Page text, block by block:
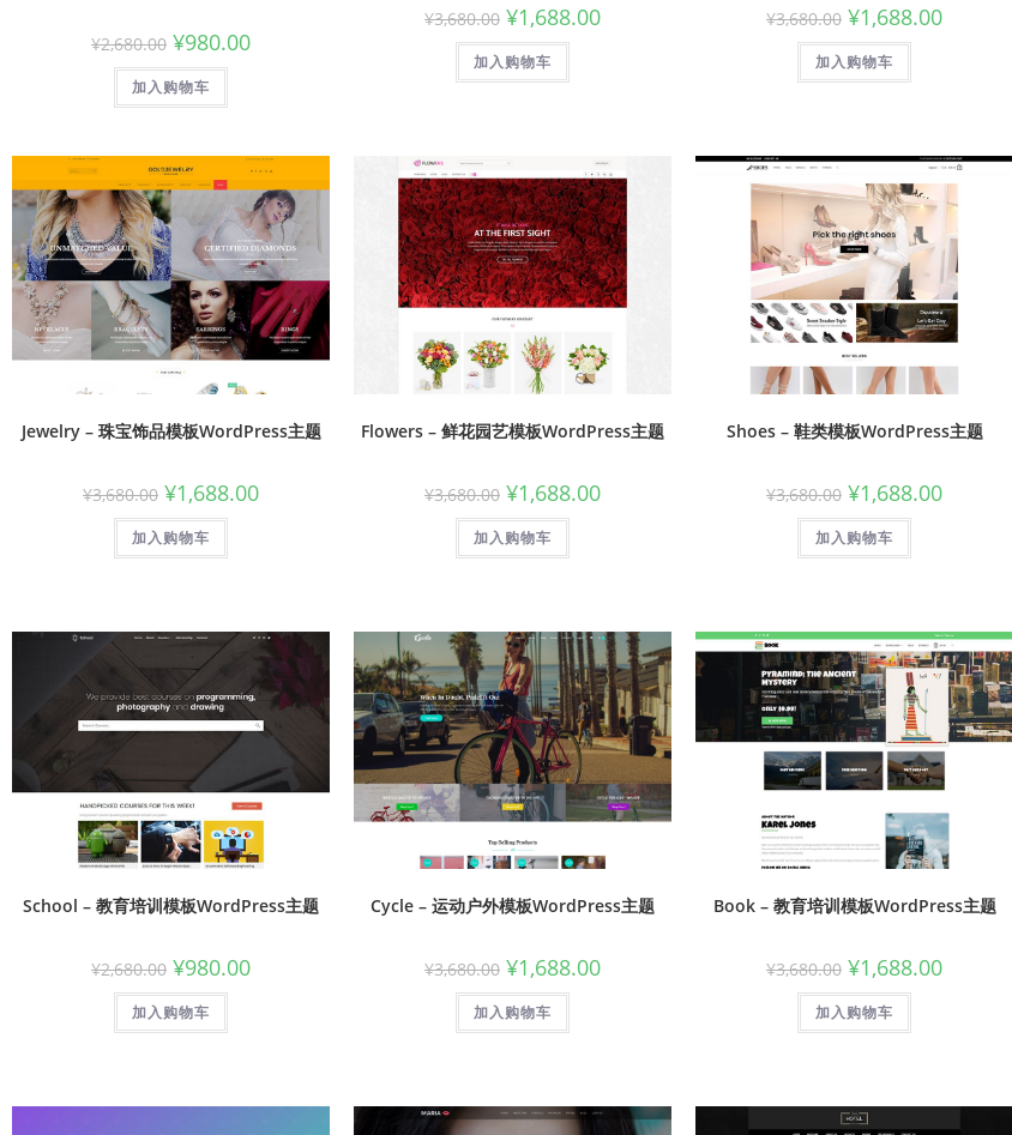
¥2,680.00 ¥980.00
加入购物车
¥3,680.00 ¥1,688.00
加入购物车
¥3,680.00 ¥1,688.00
加入购物车
Jewelry – 珠宝饰品模板WordPress主题
¥3,680.00 ¥1,688.00
加入购物车
Flowers – 鲜花园艺模板WordPress主题
¥3,680.00 ¥1,688.00
加入购物车
Shoes – 鞋类模板WordPress主题
¥3,680.00 ¥1,688.00
加入购物车
School – 教育培训模板WordPress主题
¥2,680.00 ¥980.00
加入购物车
Cycle – 运动户外模板WordPress主题
¥3,680.00 ¥1,688.00
加入购物车
Book – 教育培训模板WordPress主题
¥3,680.00 ¥1,688.00
加入购物车